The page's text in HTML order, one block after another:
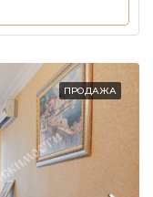
ПРОДАЖА